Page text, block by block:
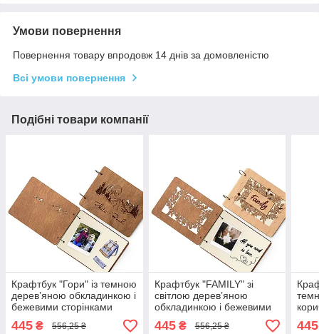
Умови повернення
Повернення товару впродовж 14 днів за домовленістю
Всі умови повернення
Подібні товари компанії
Крафтбук "Гори" із темною
дерев’яною обкладинкою і
бежевими сторінками
445 ₴ 556,25 ₴
Крафтбук "FAMILY" зі
світлою дерев’яною
обкладинкою і бежевими
сторінками
445₴ 556,25 ₴ 445